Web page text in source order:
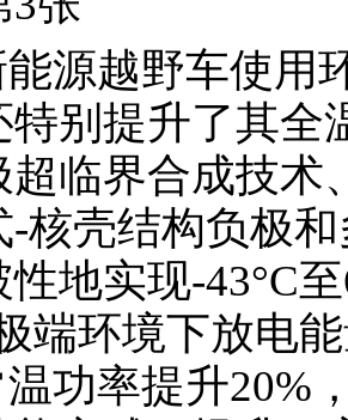
源越野车使用
特别提升了其全
超临界合成技术
-核壳结构负极
地实现-43°C
端环境下放电
功率提升20%